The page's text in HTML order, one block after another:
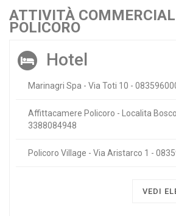
ATTIVITÀ
POLICORO
Hotel
Marinagri Spa - Via Toti 10 -
Affittacamere Policoro - Localita
3388084948
Policoro Village - Via Aristarco 1 -
VEDI